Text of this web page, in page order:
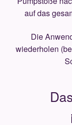
auf das
Die
wiederholen